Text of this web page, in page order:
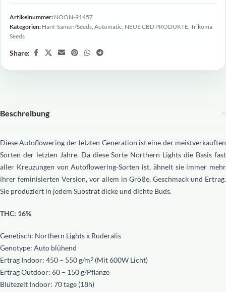
Artikelnummer: NOON-91457
Kategorien: Hanf-Samen/Seeds, Automatic, NEUE CBD PRODUKTE, Trikoma
Seeds
Share:
Beschreibung
Diese Autoflowering der letzten Generation ist eine der meistverkauften
Sorten der letzten Jahre. Da diese Sorte Northern Lights die Basis fast
aller Kreuzungen von Autoflowering-Sorten ist, ähnelt sie immer mehr
ihrer feminisierten Version, vor allem in Größe, Geschmack und Ertrag.
Sie produziert in jedem Substrat dicke und dichte Buds.
THC: 16%
Genetisch: Northern Lights x Ruderalis
Genotype: Auto blühend
Ertrag Indoor: 450 – 550 g/m2 (Mit 600W Licht)
Ertrag Outdoor: 60 – 150 g/Pflanze
Blütezeit Indoor: 70 tage (18h)